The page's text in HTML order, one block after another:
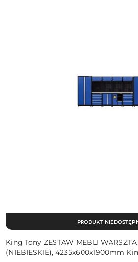
King Tony ZESTAW MEBLI
(NIEBIESKIE), 4235x600x1900mm
PRODUKT